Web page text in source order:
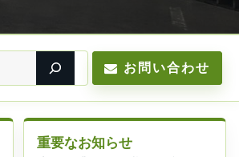
お問い合わせ
重要なお知らせ